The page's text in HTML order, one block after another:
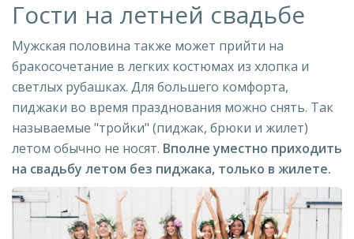
Гости на летней свадьбе
Мужская половина также может прийти на
бракосочетание в легких костюмах из хлопка и
светлых рубашках. Для большего комфорта,
пиджаки во время празднования можно снять. Так
называемые "тройки" (пиджак, брюки и жилет)
летом обычно не носят. Вполне уместно приходить
на свадьбу летом без пиджака, только в жилете.